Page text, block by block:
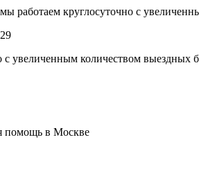
работаем круглосуточно с
с увеличенным количеством выездных
помощь в Москве